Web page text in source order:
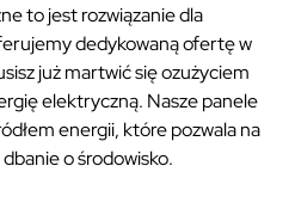
to jest rozwiązanie dla
dedykowaną ofertę w
już martwić się ozużyciem
elektryczną. Nasze panele
energii, które pozwala na
o środowisko.